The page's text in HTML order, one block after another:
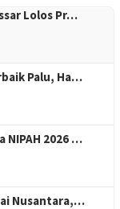
Lolos Pr…
Palu, Ha…
NIPAH 2026 …
Nusantara,…